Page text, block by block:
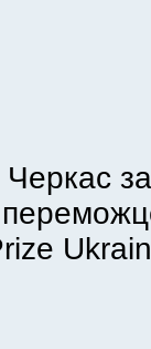
Черкас